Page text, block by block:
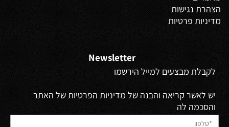
הצהרת נגישות
מדיניות פרטיות
Newsletter
לקבלת מבצעים למייל הירשמו
יש לאשר קריאה והבנה של מדיניות הפרטיות של האתר
והסכמה לה